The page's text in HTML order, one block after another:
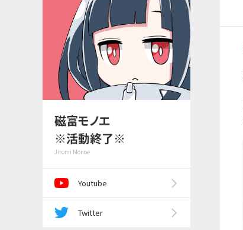
磁富モノエ
※活動終了※
Jitomi Monoe
Youtube
Twitter